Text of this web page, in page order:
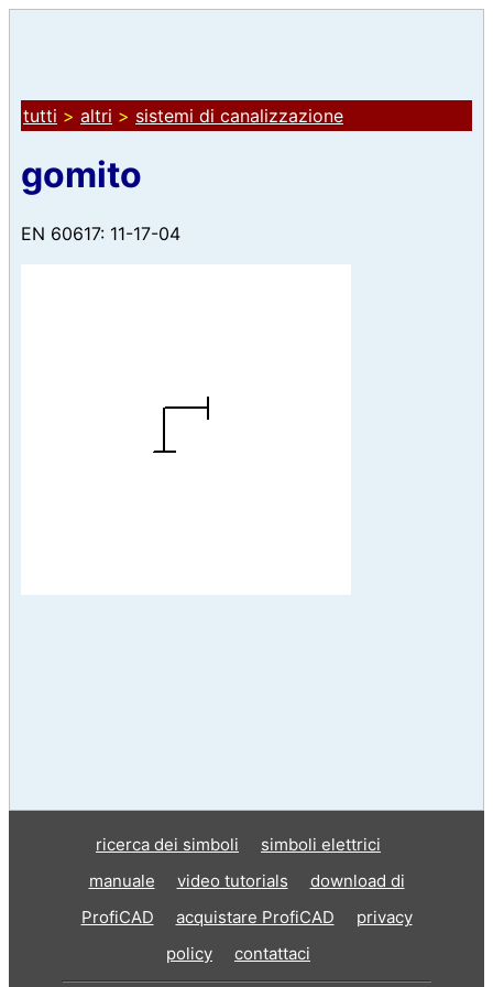
tutti > altri > sistemi di canalizzazione
gomito
EN 60617: 11-17-04
ricerca dei simboli
simboli elettrici
manuale
video tutorials
download di
ProfiCAD
acquistare ProfiCAD
privacy
policy
contattaci